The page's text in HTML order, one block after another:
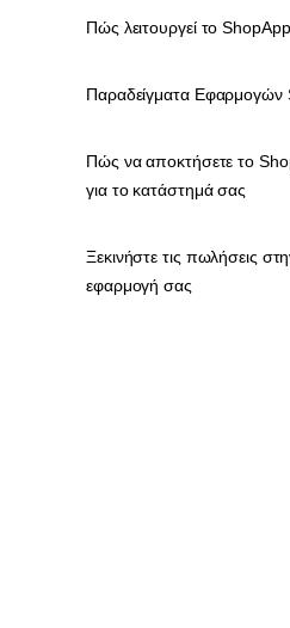
Πώς λειτουργεί το ShopApp
Παραδείγματα Εφαρμογών
Πώς να αποκτήσετε το
για το κατάστημά σας
Ξεκινήστε τις πωλήσεις
εφαρμογή σας